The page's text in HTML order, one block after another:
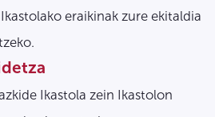
eraikinak zure ekitaldia
Ikastola zein Ikastolon